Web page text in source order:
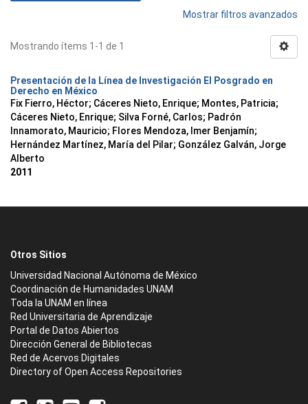
Mostrar filtros avanzados
Mostrando ítems 1-1 de 1
Presentación de la Línea de Investigación El Posgrado en
Derecho en México
Fix Fierro, Héctor; Cáceres Nieto, Enrique; Montes, Patricia;
Cáceres Nieto, Enrique; Silva Forné, Carlos; Padrón
Innamorato, Mauricio; Flores Mendoza, Imer Benjamín;
Hernández Martínez, María del Pilar; González Galván, Jorge
Alberto
2011
Otros Sitios
Universidad Nacional Autónoma de México
Coordinación de Humanidades UNAM
Toda la UNAM en línea
Red Universitaria de Aprendizaje
Portal de Datos Abiertos
Dirección General de Bibliotecas
Red de Acervos Digitales
Directory of Open Access Repositories